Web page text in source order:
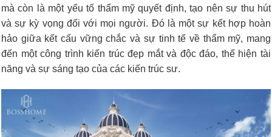
mà còn là một yếu tố thẩm mỹ quyết định, tạo nên sự thu hút
và sự kỳ vọng đối với mọi người. Đó là một sự kết hợp hoàn
hảo giữa kết cấu vững chắc và sự tinh tế về thẩm mỹ, mang
đến một công trình kiến trúc đẹp mắt và độc đáo, thể hiện tài
năng và sự sáng tạo của các kiến trúc sư.